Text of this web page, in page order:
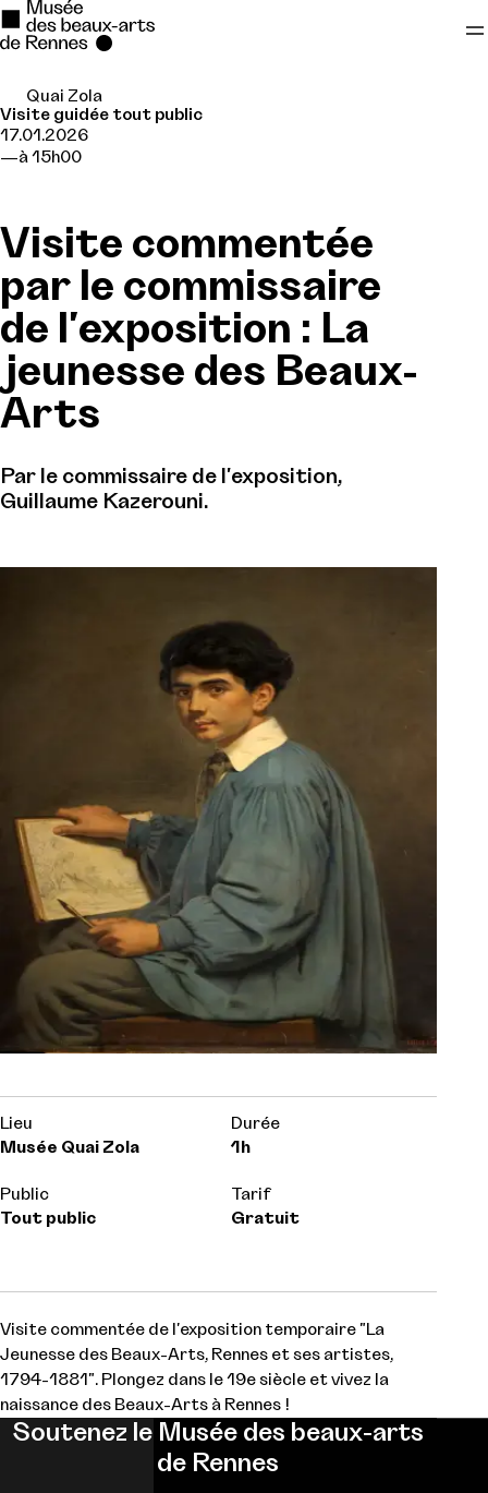
Se rendre au
Contenu principal
Quai Zola
Visite guidée tout public
17.01.2026
à 15h00
Visite commentée
par le commissaire
de l'exposition : La
jeunesse des Beaux-
Arts
Par le commissaire de l'exposition,
Guillaume Kazerouni.
Lieu
Musée Quai Zola
Durée
1h
Public
Tout public
Tarif
Gratuit
Visite commentée de l'exposition temporaire "La
Jeunesse des Beaux-Arts, Rennes et ses artistes,
1794-1881". Plongez dans le 19e siècle et vivez la
naissance des Beaux-Arts à Rennes !
Soutenez le Musée des beaux-arts
de Rennes